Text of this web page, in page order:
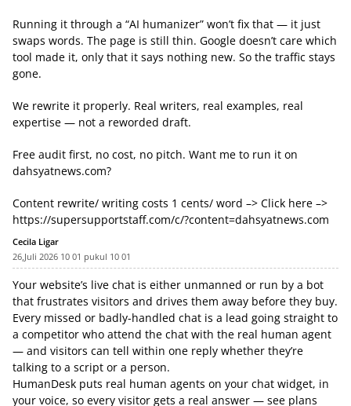
Running it through a “AI humanizer” won’t fix that — it just
swaps words. The page is still thin. Google doesn’t care which
tool made it, only that it says nothing new. So the traffic stays
gone.
We rewrite it properly. Real writers, real examples, real
expertise — not a reworded draft.
Free audit first, no cost, no pitch. Want me to run it on
dahsyatnews.com?
Content rewrite/ writing costs 1 cents/ word –> Click here –>
https://supersupportstaff.com/c/?content=dahsyatnews.com
Cecila Ligar
26,Juli 2026 10 01 pukul 10 01
Your website’s live chat is either unmanned or run by a bot
that frustrates visitors and drives them away before they buy.
Every missed or badly-handled chat is a lead going straight to
a competitor who attend the chat with the real human agent
— and visitors can tell within one reply whether they’re
talking to a script or a person.
HumanDesk puts real human agents on your chat widget, in
your voice, so every visitor gets a real answer — see plans